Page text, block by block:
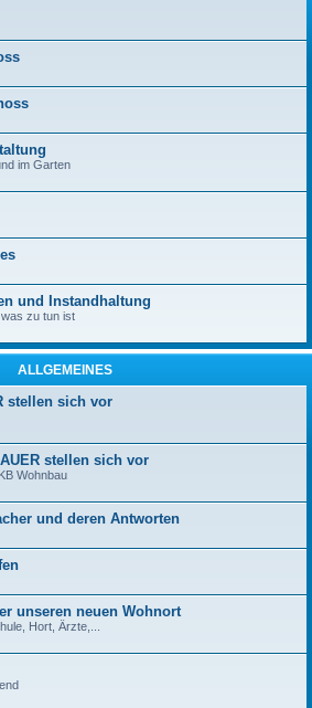
im Garten
und Instandhaltung
zu tun ist
ALLGEMEINES
stellen sich vor
stellen sich vor
Wohnbau
und deren Antworten
unseren neuen Wohnort
Hort, Ärzte,...